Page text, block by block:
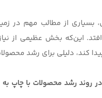
بسیاری از مطالب مهم در
این‌که بخش عظیمی از
کند، دلیلی برای رشد
روند رشد محصولات با چاپ به